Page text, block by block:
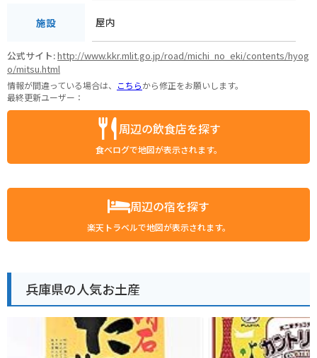
施設 屋内
公式サイト:http://www.kkr.mlit.go.jp/road/michi_no_eki/contents/hyog
o/mitsu.html
情報が間違っている場合は、 こちらから修正をお願いします。
最終更新ユーザー：
周辺の飲食店を探す
食べログで地図が表示されます。
周辺の宿を探す
楽天トラベルで地図が表示されます。
兵庫県の人気お土産